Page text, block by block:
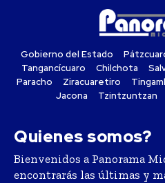
Gobierno del Estado
Tangancícuaro
Chilchota
Paracho
Ziracuaretiro
Jacona
Tzintzuntzan
Quienes somos?
Bienvenidos a Panorama
encontrarás las últimas y